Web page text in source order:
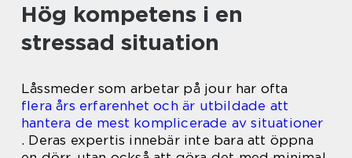
Hög kompetens i en
stressad situation
Låssmeder som arbetar på jour har ofta
flera års erfarenhet och är utbildade att
hantera de mest komplicerade av situationer
. Deras expertis innebär inte bara att öppna